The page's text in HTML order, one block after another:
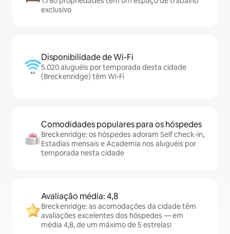
exclusivo
Disponibilidade de Wi-Fi
5.020 aluguéis por temporada desta cidade
(Breckenridge) têm Wi-Fi
Comodidades populares para os hóspedes
Breckenridge: os hóspedes adoram Self check-in,
Estadias mensais e Academia nos aluguéis por
temporada nesta cidade
Avaliação média: 4,8
Breckenridge: as acomodações da cidade têm
avaliações excelentes dos hóspedes — em
média 4,8, de um máximo de 5 estrelas!